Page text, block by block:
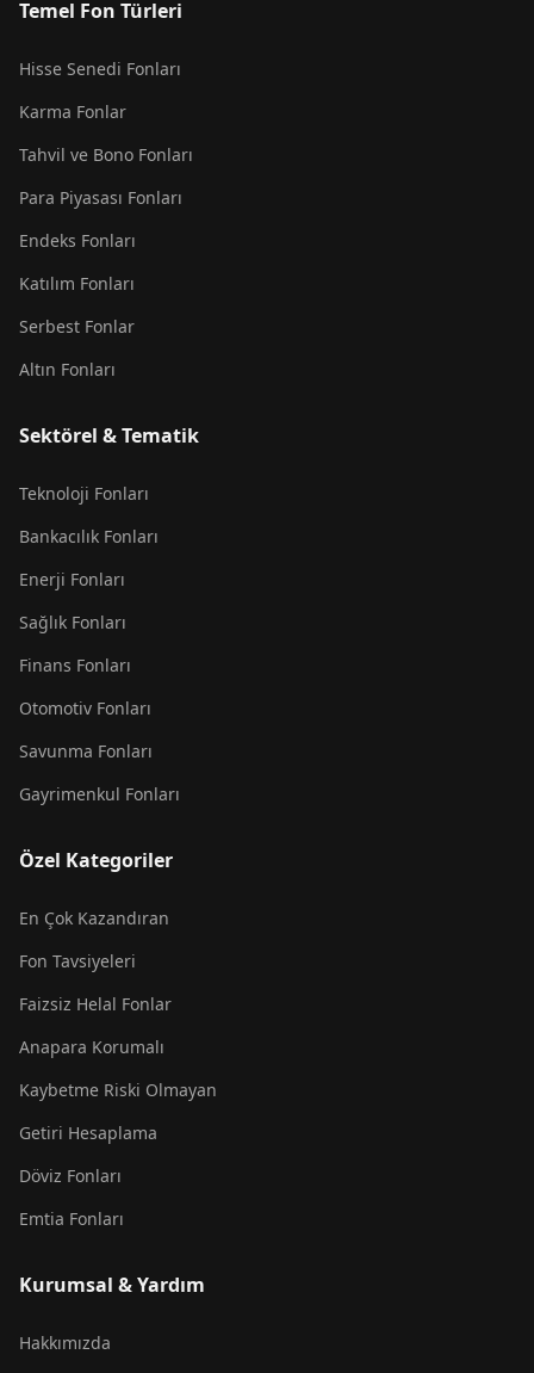
Temel Fon Türleri
Hisse Senedi Fonları
Karma Fonlar
Tahvil ve Bono Fonları
Para Piyasası Fonları
Endeks Fonları
Katılım Fonları
Serbest Fonlar
Altın Fonları
Sektörel & Tematik
Teknoloji Fonları
Bankacılık Fonları
Enerji Fonları
Sağlık Fonları
Finans Fonları
Otomotiv Fonları
Savunma Fonları
Gayrimenkul Fonları
Özel Kategoriler
En Çok Kazandıran
Fon Tavsiyeleri
Faizsiz Helal Fonlar
Anapara Korumalı
Kaybetme Riski Olmayan
Getiri Hesaplama
Döviz Fonları
Emtia Fonları
Kurumsal & Yardım
Hakkımızda